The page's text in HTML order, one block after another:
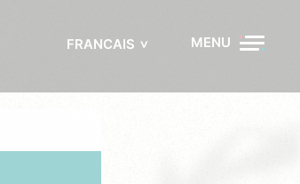
FRANCAIS MENU